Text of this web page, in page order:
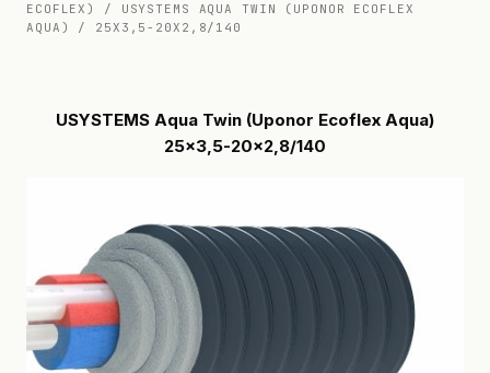
ECOFLEX)
/ USYSTEMS AQUA TWIN (UPONOR ECOFLEX
AQUA)
/ 25X3,5-20X2,8/140
USYSTEMS Aqua Twin (Uponor Ecoflex Aqua)
25x3,5-20x2,8/140